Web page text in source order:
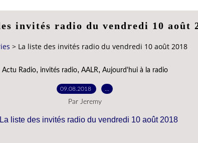
invités radio du vendredi 10 août
> La liste des invités radio du vendredi 10 août 2018
Actu Radio, invités radio, AALR, Aujourd'hui à la radio
09.08.2018
Par Jeremy